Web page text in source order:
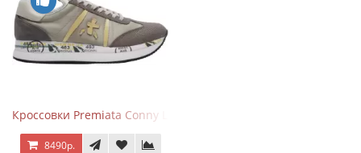
Кроссовки Premiata Conny Leather Beige
8490р.